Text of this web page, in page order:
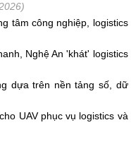
tâm công nghiệp, logistics
Nghệ An 'khát' logistics
dựa trên nền tảng số, dữ
UAV phục vụ logistics và